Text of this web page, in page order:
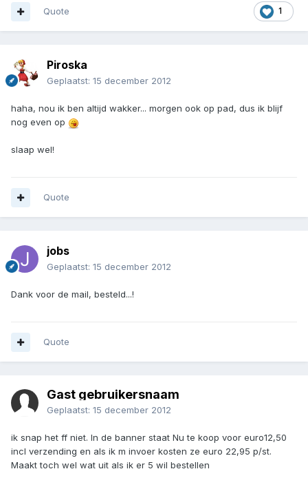
1
Quote
Piroska
Geplaatst: 15 december 2012
haha, nou ik ben altijd wakker... morgen ook op pad, dus ik blijf
nog even op
slaap wel!
Quote
jobs
Geplaatst: 15 december 2012
Dank voor de mail, besteld...!
Quote
Gast gebruikersnaam
Geplaatst: 15 december 2012
ik snap het ff niet. In de banner staat Nu te koop voor euro12,50
incl verzending en als ik m invoer kosten ze euro 22,95 p/st.
Maakt toch wel wat uit als ik er 5 wil bestellen